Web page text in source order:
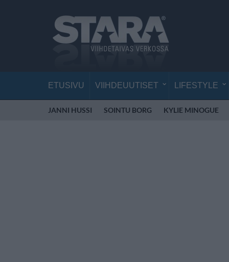
ETUSIVU VIIHDEUUTISET LIFESTYLE
JANNI HUSSI SOINTU BORG KYLIE MINOGUE